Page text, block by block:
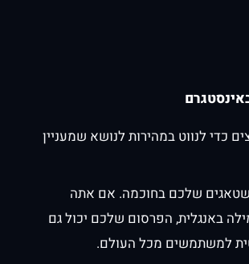
כדי לנווט במהירות לנושא שמעניין
שלכם בחוכמה. אם אתה
באנגלית, הפרסום שלכם יכול גם
למשתמשים מכל העולם.